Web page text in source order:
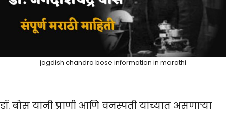
jagdish chandra bose information in marathi
डॉ. बोस यांनी प्राणी आणि वनस्पती यांच्यात असणाऱ्या